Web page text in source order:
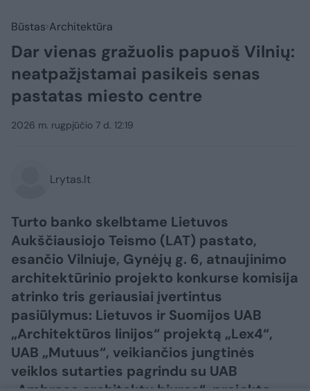
Būstas Architektūra
Dar vienas gražuolis papuoš Vilnių:
neatpažįstamai pasikeis senas
pastatas miesto centre
2026 m. rugpjūčio 7 d. 12:19
Lrytas.lt
Turto banko skelbtame Lietuvos
Aukščiausiojo Teismo (LAT) pastato,
esančio Vilniuje, Gynėjų g. 6, atnaujinimo
architektūrinio projekto konkurse komisija
atrinko tris geriausiai įvertintus
pasiūlymus: Lietuvos ir Suomijos UAB
„Architektūros linijos“ projektą „Lex4“,
UAB „Mutuus“, veikiančios jungtinės
veiklos sutarties pagrindu su UAB